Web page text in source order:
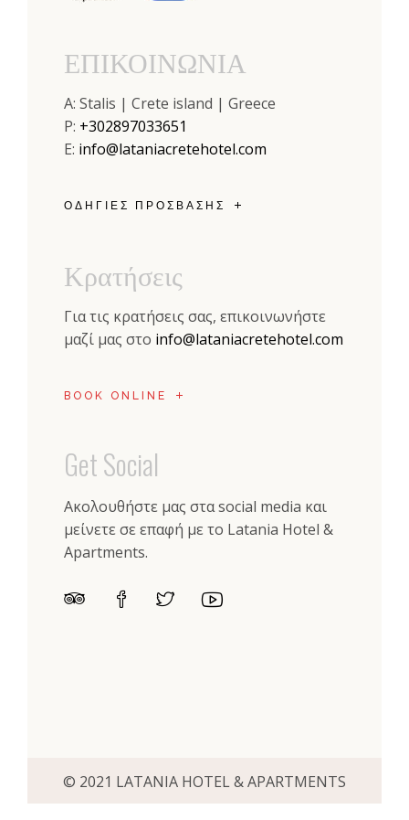
ΕΠΙΚΟΙΝΩΝΙΑ
A: Stalis | Crete island | Greece
P: +302897033651
E: info@lataniacretehotel.com
ΟΔΗΓΊΕΣ ΠΡΌΣΒΑΣΗΣ
Κρατήσεις
Για τις κρατήσεις σας, επικοινωνήστε
μαζί μας στο info@lataniacretehotel.com
BOOK ONLINE
Get Social
Ακολουθήστε μας στα social media και
μείνετε σε επαφή με το Latania Hotel &
Apartments.
© 2021 LATANIA HOTEL & APARTMENTS